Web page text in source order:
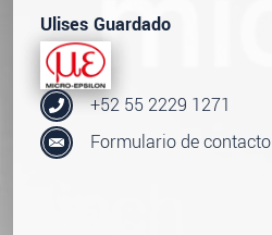
Ulises Guardado
+52 55 2229 1271
Formulario de contacto